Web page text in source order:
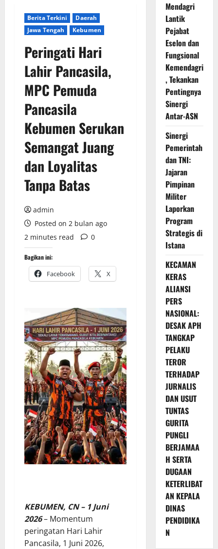
Berita Terkini
Daerah
Jawa Tengah
Kebumen
Peringati Hari
Lahir Pancasila,
MPC Pemuda
Pancasila
Kebumen Serukan
Semangat Juang
dan Loyalitas
Tanpa Batas
admin
Posted on 2 bulan ago
2 minutes read
0
Bagikan ini:
Facebook X
KEBUMEN, CN – 1 Juni
2026– Momentum
peringatan Hari Lahir
Pancasila, 1 Juni 2026,
Mendagri
Lantik
Pejabat
Eselon dan
Fungsional
Kemendagri
, Tekankan
Pentingnya
Sinergi
Antar-ASN
Sinergi
Pemerintah
dan TNI:
Jajaran
Pimpinan
Militer
Laporkan
Program
Strategis di
Istana
KECAMAN
KERAS
ALIANSI
PERS
NASIONAL:
DESAK APH
TANGKAP
PELAKU
TEROR
TERHADAP
JURNALIS
DAN USUT
TUNTAS
GURITA
PUNGLI
BERJAMAA
H SERTA
DUGAAN
KETERLIBAT
AN KEPALA
DINAS
PENDIDIKA
N